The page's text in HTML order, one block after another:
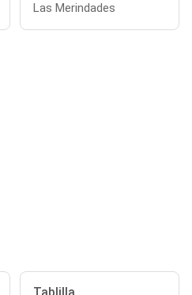
Las Merindades